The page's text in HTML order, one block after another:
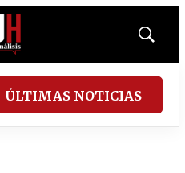
Mostrar
ÚLTIMAS NOTICIAS